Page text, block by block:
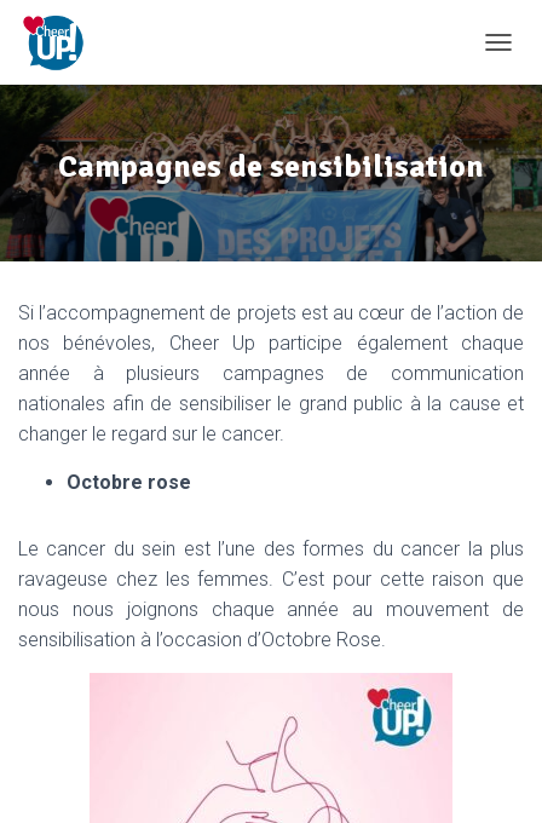
É
P
L
I
E
R
V
I
A
T
Campagnes de sensibilisation
Si l’accompagnement de projets est au cœur de l’action de
nos bénévoles, Cheer Up participe également chaque
année à plusieurs campagnes de communication
nationales afin de sensibiliser le grand public à la cause et
changer le regard sur le cancer.
Octobre rose
Le cancer du sein est l’une des formes du cancer la plus
ravageuse chez les femmes. C’est pour cette raison que
nous nous joignons chaque année au mouvement de
sensibilisation à l’occasion d’Octobre Rose.